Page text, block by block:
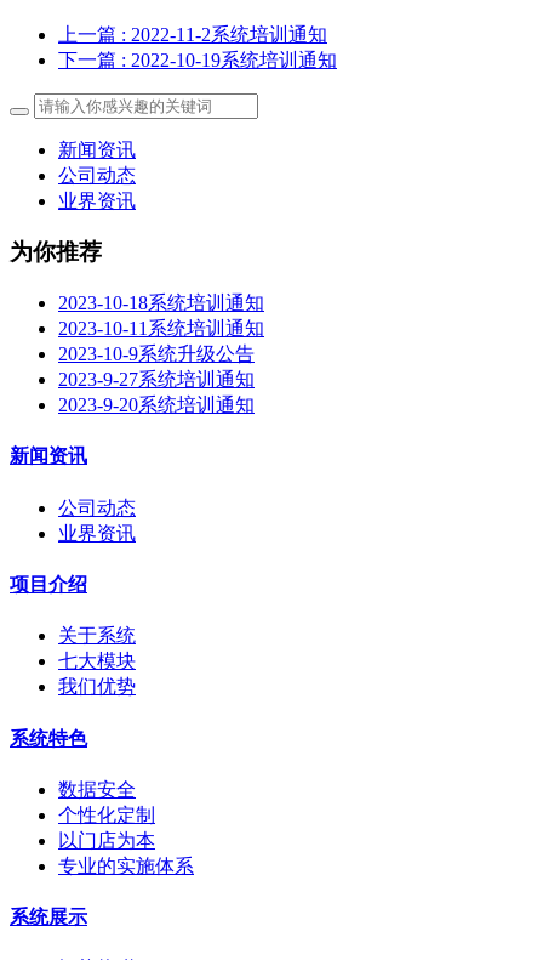
上一篇 : 2022-11-2系统培训通知
下一篇 : 2022-10-19系统培训通知
新闻资讯
公司动态
业界资讯
为你推荐
2023-10-18系统培训通知
2023-10-11系统培训通知
2023-10-9系统升级公告
2023-9-27系统培训通知
2023-9-20系统培训通知
新闻资讯
公司动态
业界资讯
项目介绍
关于系统
七大模块
我们优势
系统特色
数据安全
个性化定制
以门店为本
专业的实施体系
系统展示